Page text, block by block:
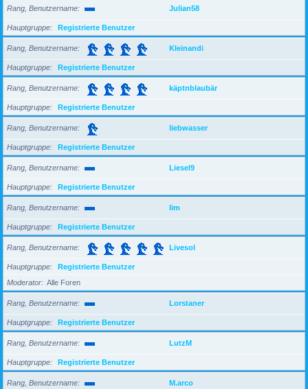
Rang, Benutzername Julian58
Hauptgruppe Registrierte Benutzer
Rang, Benutzername Kleinandi
Hauptgruppe Registrierte Benutzer
Rang, Benutzername käptnblaubär
Hauptgruppe Registrierte Benutzer
Rang, Benutzername liebwasser
Hauptgruppe Registrierte Benutzer
Rang, Benutzername Liesel9
Hauptgruppe Registrierte Benutzer
Rang, Benutzername lim
Hauptgruppe Registrierte Benutzer
Rang, Benutzername Livesol
Hauptgruppe
Registrierte Benutzer
Moderator
Alle Foren
Rang, Benutzername Lorstaner
Hauptgruppe Registrierte Benutzer
Rang, Benutzername LutzM
Hauptgruppe Registrierte Benutzer
Rang, Benutzername M.arco